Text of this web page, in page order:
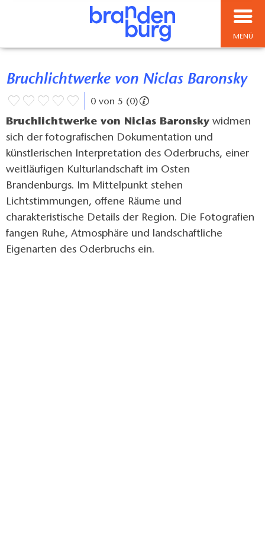
MENÜ
Bruchlichtwerke von Niclas Baronsky
0 von 5 (0)
Bruchlichtwerke von Niclas Baronsky widmen
sich der fotografischen Dokumentation und
künstlerischen Interpretation des Oderbruchs, einer
weitläufigen Kulturlandschaft im Osten
Brandenburgs. Im Mittelpunkt stehen
Lichtstimmungen, offene Räume und
charakteristische Details der Region. Die Fotografien
fangen Ruhe, Atmosphäre und landschaftliche
Eigenarten des Oderbruchs ein.